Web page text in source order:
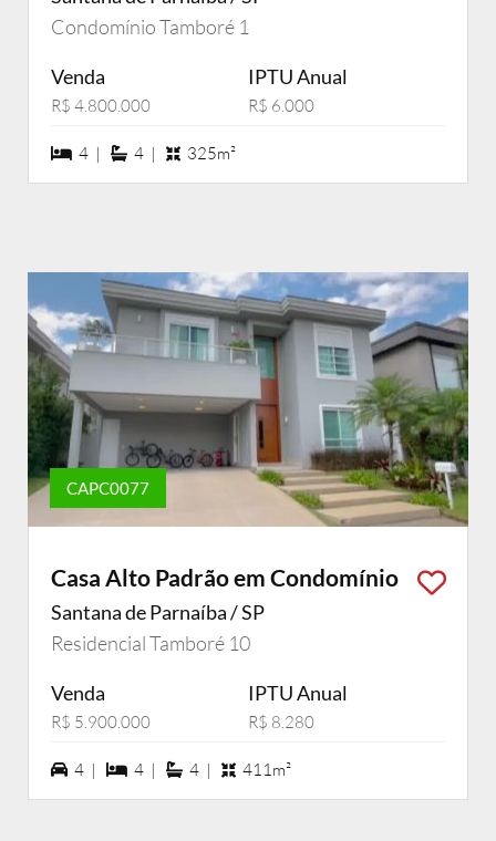
Condomínio Tamboré 1
Venda
R$ 4.800.000
IPTU Anual
R$ 6.000
4 dormiórios
4 | 4 suítes
4 | 325m²
CAPC0077
Casa Alto Padrão em Condomínio
Santana de Parnaíba / SP
Residencial Tamboré 10
Venda
R$ 5.900.000
IPTU Anual
R$ 8.280
4 vagas na garagem
4 | 4 dormiórios
4 | 4 suítes
4 | 411m²